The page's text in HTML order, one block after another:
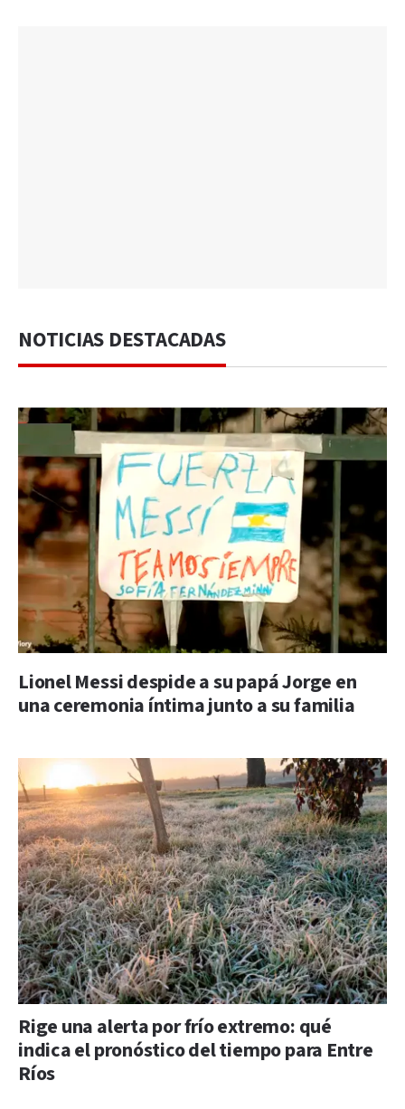
NOTICIAS DESTACADAS
Lionel Messi despide a su papá Jorge en
una ceremonia íntima junto a su familia
Rige una alerta por frío extremo: qué
indica el pronóstico del tiempo para Entre
Ríos